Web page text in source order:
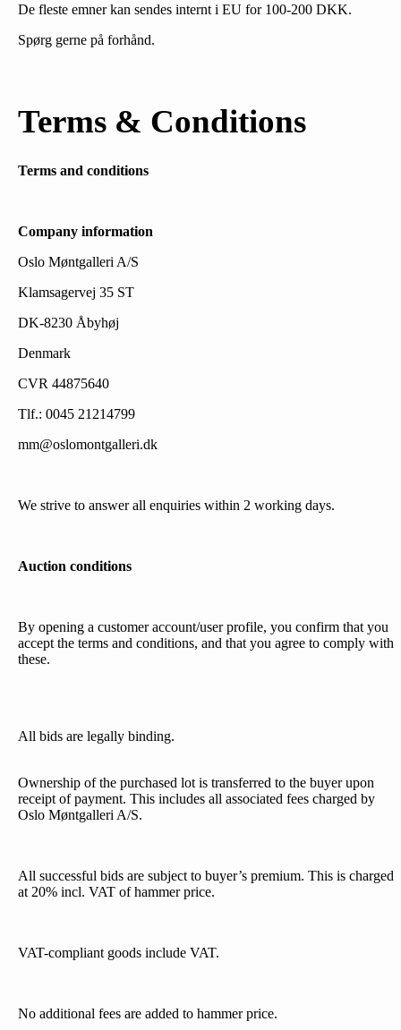
De fleste emner kan sendes internt i EU for 100-200 DKK.
Spørg gerne på forhånd.
Terms & Conditions
Terms and conditions
Company information
Oslo Møntgalleri A/S
Klamsagervej 35 ST
DK-8230 Åbyhøj
Denmark
CVR 44875640
Tlf.: 0045 21214799
mm@oslomontgalleri.dk
We strive to answer all enquiries within 2 working days.
Auction conditions
By opening a customer account/user profile, you confirm that you
accept the terms and conditions, and that you agree to comply with
these.
All bids are legally binding.
Ownership of the purchased lot is transferred to the buyer upon
receipt of payment. This includes all associated fees charged by
Oslo Møntgalleri A/S.
All successful bids are subject to buyer’s premium. This is charged
at 20% incl. VAT of hammer price.
VAT-compliant goods include VAT.
No additional fees are added to hammer price.